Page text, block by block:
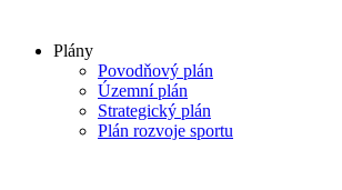
Plány
Povodňový plán
Územní plán
Strategický plán
Plán rozvoje sportu